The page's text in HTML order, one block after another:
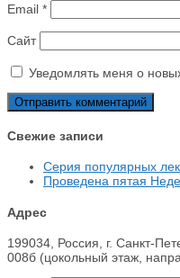
Email *
Сайт
Уведомлять меня о
Свежие записи
Серия популярных
Проведена пятая
Адрес
199034, Россия, г. Санкт-
008б (цокольный этаж,